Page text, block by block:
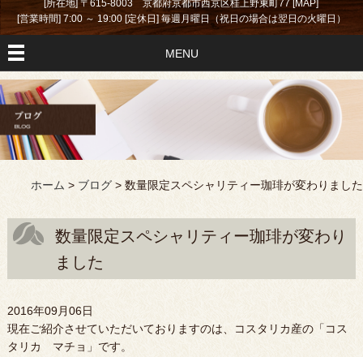
[所在地] 〒615-8003 京都府京都市西京区桂上野東町77 [MAP]
[営業時間] 7:00 ～ 19:00 [定休日] 毎週月曜日（祝日の場合は翌日の火曜日）
MENU
ホーム > ブログ > 数量限定スペシャリティー珈琲が変わりました
数量限定スペシャリティー珈琲が変わり
ました
2016年09月06日
現在ご紹介させていただいておりますのは、コスタリカ産の「コス
タリカ マチョ」です。